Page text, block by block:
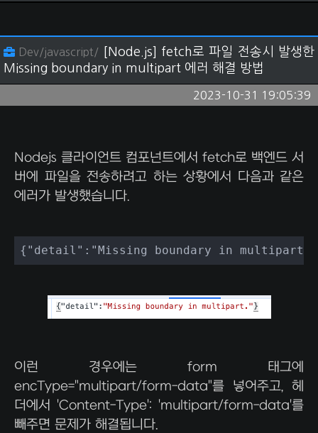
Dev/javascript/
[Node.js] fetch로 파일 전송시 발생한
Missing boundary in multipart 에러 해결 방법
2023-10-31 19:05:39
Nodejs 클라이언트 컴포넌트에서 fetch로 백엔드 서
버에 파일을 전송하려고 하는 상황에서 다음과 같은
에러가 발생했습니다.
{"detail":"Missing boundary in
이런 경우에는 form 태그에
encType="multipart/form-data"를 넣어주고, 헤
더에서 'Content-Type': 'multipart/form-data'를
빼주면 문제가 해결됩니다.